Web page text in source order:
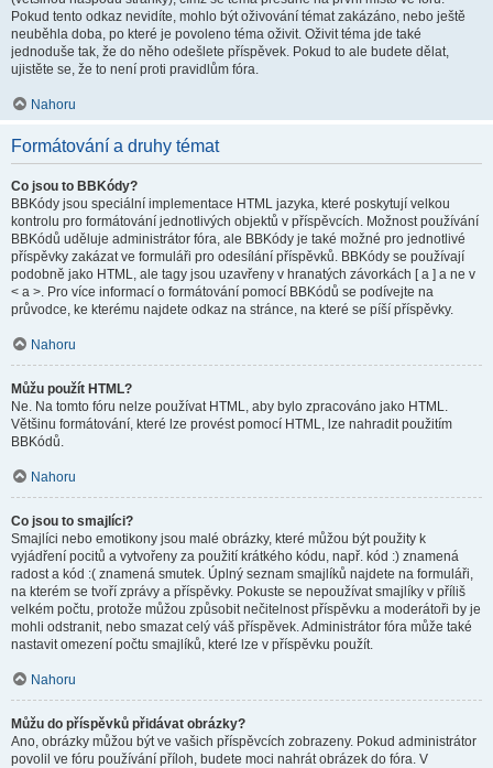
Pokud tento odkaz nevidíte, mohlo být oživování témat zakázáno, nebo ještě
neuběhla doba, po které je povoleno téma oživit. Oživit téma jde také
jednoduše tak, že do něho odešlete příspěvek. Pokud to ale budete dělat,
ujistěte se, že to není proti pravidlům fóra.
Nahoru
Formátování a druhy témat
Co jsou to BBKódy?
BBKódy jsou speciální implementace HTML jazyka, které poskytují velkou
kontrolu pro formátování jednotlivých objektů v příspěvcích. Možnost používání
BBKódů uděluje administrátor fóra, ale BBKódy je také možné pro jednotlivé
příspěvky zakázat ve formuláři pro odesílání příspěvků. BBKódy se používají
podobně jako HTML, ale tagy jsou uzavřeny v hranatých závorkách [ a ] a ne v
< a >. Pro více informací o formátování pomocí BBKódů se podívejte na
průvodce, ke kterému najdete odkaz na stránce, na které se píší příspěvky.
Nahoru
Můžu použít HTML?
Ne. Na tomto fóru nelze používat HTML, aby bylo zpracováno jako HTML.
Většinu formátování, které lze provést pomocí HTML, lze nahradit použitím
BBKódů.
Nahoru
Co jsou to smajlíci?
Smajlíci nebo emotikony jsou malé obrázky, které můžou být použity k
vyjádření pocitů a vytvořeny za použití krátkého kódu, např. kód :) znamená
radost a kód :( znamená smutek. Úplný seznam smajlíků najdete na formuláři,
na kterém se tvoří zprávy a příspěvky. Pokuste se nepoužívat smajlíky v příliš
velkém počtu, protože můžou způsobit nečitelnost příspěvku a moderátoři by je
mohli odstranit, nebo smazat celý váš příspěvek. Administrátor fóra může také
nastavit omezení počtu smajlíků, které lze v příspěvku použít.
Nahoru
Můžu do příspěvků přidávat obrázky?
Ano, obrázky můžou být ve vašich příspěvcích zobrazeny. Pokud administrátor
povolil ve fóru používání příloh, budete moci nahrát obrázek do fóra. V